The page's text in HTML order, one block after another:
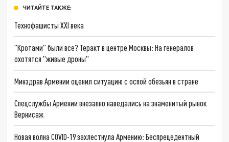
ЧИТАЙТЕ ТАКЖЕ:
Технофашисты XXI века
"Кротами" были все? Теракт в центре Москвы: На генералов
охотятся "живые дроны"
Минздрав Армении оценил ситуацию с оспой обезьян в стране
Спецслужбы Армении внезапно наведались на знаменитый рынок
Вернисаж
Новая волна COVID-19 захлестнула Армению: Беспрецедентный